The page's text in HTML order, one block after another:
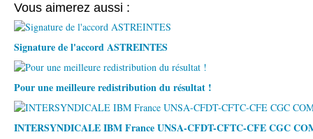
Vous aimerez aussi :
Signature de l'accord ASTREINTES
Pour une meilleure redistribution du résultat !
INTERSYNDICALE IBM France UNSA-CFDT-CFTC-CFE CGC